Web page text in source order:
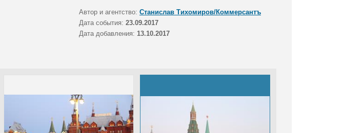
Автор и агентство: Станислав Тихомиров/Коммерсантъ
Дата события: 23.09.2017
Дата добавления: 13.10.2017